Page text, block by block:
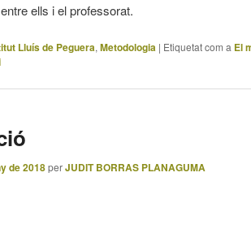
ells i el professorat.
Lluís de Peguera, Metodologia | Etiquetat com a El
de 2018perJUDIT BORRAS PLANAGUMA